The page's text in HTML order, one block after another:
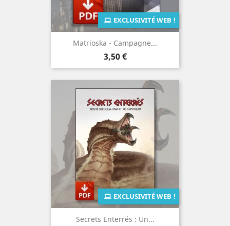
Matrioska - Campagne...
Prix
3,50 €
EXCLUSIVITÉ WEB !
Secrets Enterrés : Un...
EXCLUSIVITÉ WEB !